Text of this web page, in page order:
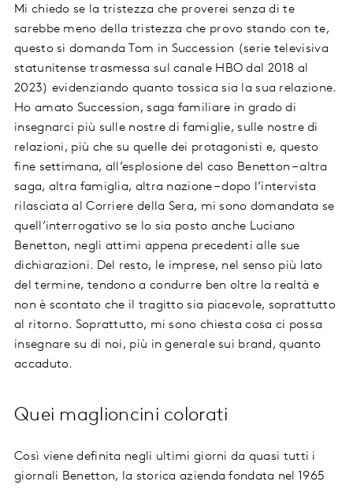
Mi chiedo se la tristezza che proverei senza di te
sarebbe meno della tristezza che provo stando con te,
questo si domanda Tom in Succession (serie televisiva
statunitense trasmessa sul canale HBO dal 2018 al
2023) evidenziando quanto tossica sia la sua relazione.
Ho amato Succession, saga familiare in grado di
insegnarci più sulle nostre di famiglie, sulle nostre di
relazioni, più che su quelle dei protagonisti e, questo
fine settimana, all’esplosione del caso Benetton – altra
saga, altra famiglia, altra nazione – dopo l’intervista
rilasciata al Corriere della Sera, mi sono domandata se
quell’interrogativo se lo sia posto anche Luciano
Benetton, negli attimi appena precedenti alle sue
dichiarazioni. Del resto, le imprese, nel senso più lato
del termine, tendono a condurre ben oltre la realtà e
non è scontato che il tragitto sia piacevole, soprattutto
al ritorno. Soprattutto, mi sono chiesta cosa ci possa
insegnare su di noi, più in generale sui brand, quanto
accaduto.
Quei maglioncini colorati
Così viene definita negli ultimi giorni da quasi tutti i
giornali Benetton, la storica azienda fondata nel 1965